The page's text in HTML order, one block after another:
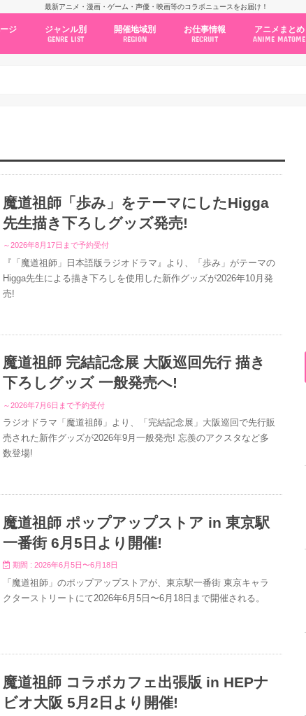
最新アニメ・漫画・ゲーム・声優・映画等のコラボニュースをお届け！
ジ ジャンル別
GENRE LIST
開催地域別
REGION
お仕事情報
RECRUIT
アニメまとめ
ANIME MATOME
魔道祖師「歩み」をテーマにしたHigga
先生描き下ろしグッズ発売!
～2026年8月17日まで予約受付
『「魔道祖師」日本語版ラジオドラマ』より、「歩み」がテーマの
Higga先生による描き下ろしを使用した新作グッズが2026年10月発
売!
魔道祖師 完結記念展 大阪巡回先行 描き
下ろしグッズ 一般発売へ!
～2026年7月6日まで予約受付
ラジオドラマ「魔道祖師」より、「完結記念展」大阪巡回で先行販
売された新作グッズが2026年9月一般発売! 忘羨のアクスタなど多
数登場!
魔道祖師 ポップアップストア in 東京駅
一番街 6月5日より開催!
期間 : 2026年6月5日〜6月18日
「魔道祖師」のポップアップストアが、東京駅一番街 東京キャラ
クターストリートにて2026年6月5日〜6月18日まで開催される。
魔道祖師 コラボカフェ出張版 in HEPナ
ビオ大阪 5月2日より開催!